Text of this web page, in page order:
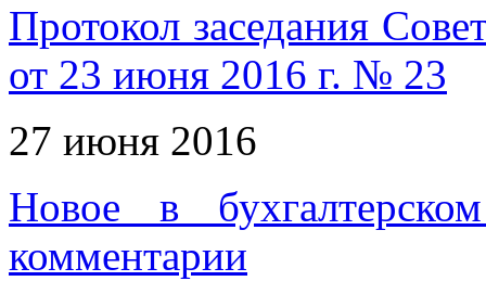
Протокол заседания
от 23 июня 2016 г. № 23
27 июня 2016
Новое в
комментарии